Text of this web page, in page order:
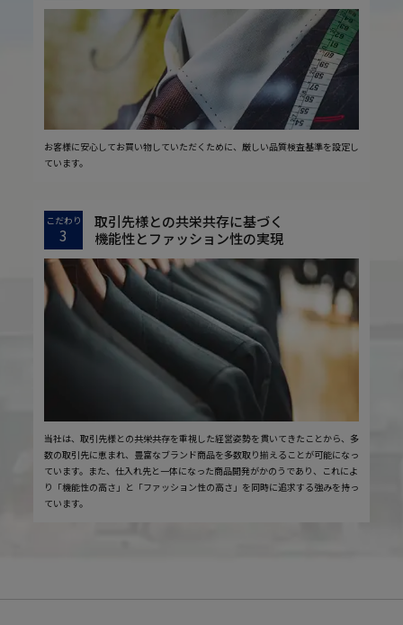
お客様に安心してお買い物していただくために、厳しい品質検査基準を設定し
ています。
こだわり
3
取引先様との共栄共存に基づく
機能性とファッション性の実現
当社は、取引先様との共栄共存を重視した経営姿勢を貫いてきたことから、多
数の取引先に恵まれ、豊富なブランド商品を多数取り揃えることが可能になっ
ています。また、仕入れ先と一体になった商品開発がかのうであり、これによ
り「機能性の高さ」と「ファッション性の高さ」を同時に追求する強みを持っ
ています。